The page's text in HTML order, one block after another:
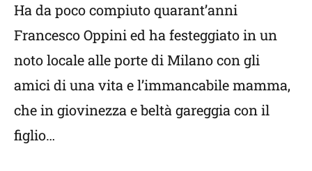
Ha da poco compiuto quarant’anni
Francesco Oppini ed ha festeggiato in un
noto locale alle porte di Milano con gli
amici di una vita e l’immancabile mamma,
che in giovinezza e beltà gareggia con il
figlio…